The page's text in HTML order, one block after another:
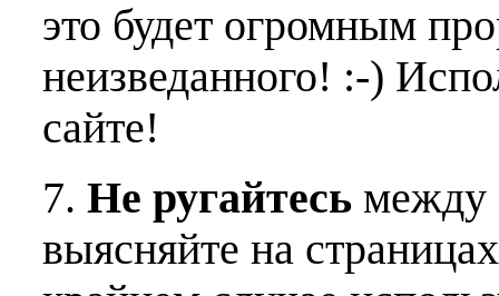
это будет огромным
неизведанного! :-)
сайте!
7. Не ругайтесь между
выясняйте на